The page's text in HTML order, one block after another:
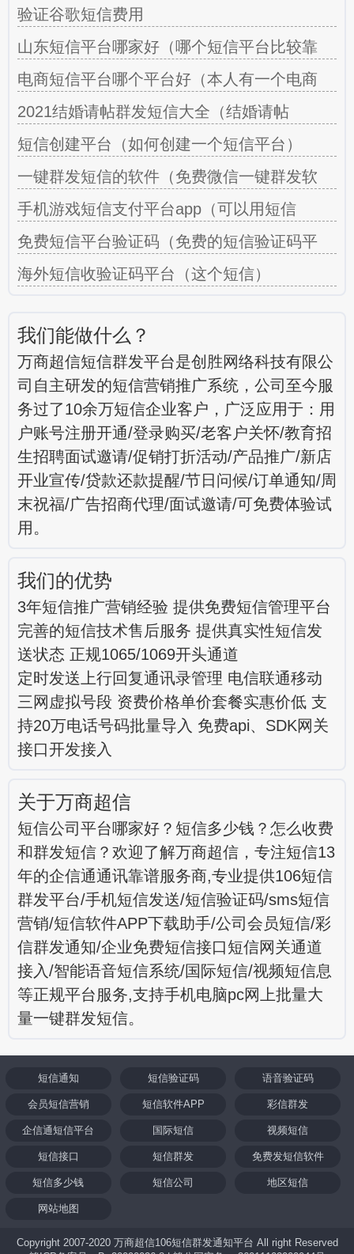
验证谷歌短信费用
山东短信平台哪家好（哪个短信平台比较靠
电商短信平台哪个平台好（本人有一个电商
2021结婚请帖群发短信大全（结婚请帖
短信创建平台（如何创建一个短信平台）
一键群发短信的软件（免费微信一键群发软
手机游戏短信支付平台app（可以用短信
免费短信平台验证码（免费的短信验证码平
海外短信收验证码平台（这个短信）
我们能做什么？
万商超信短信群发平台是创胜网络科技有限公
司自主研发的短信营销推广系统，公司至今服
务过了10余万短信企业客户，广泛应用于：用
户账号注册开通/登录购买/老客户关怀/教育招
生招聘面试邀请/促销打折活动/产品推广/新店
开业宣传/贷款还款提醒/节日问候/订单通知/周
末祝福/广告招商代理/面试邀请/可免费体验试
用。
我们的优势
3年短信推广营销经验 提供免费短信管理平台
完善的短信技术售后服务 提供真实性短信发
送状态 正规1065/1069开头通道
定时发送上行回复通讯录管理 电信联通移动
三网虚拟号段 资费价格单价套餐实惠价低 支
持20万电话号码批量导入 免费api、SDK网关
接口开发接入
关于万商超信
短信公司平台哪家好？短信多少钱？怎么收费
和群发短信？欢迎了解万商超信，专注短信13
年的企信通通讯靠谱服务商,专业提供106短信
群发平台/手机短信发送/短信验证码/sms短信
营销/短信软件APP下载助手/公司会员短信/彩
信群发通知/企业免费短信接口短信网关通道
接入/智能语音短信系统/国际短信/视频短信息
等正规平台服务,支持手机电脑pc网上批量大
量一键群发短信。
短信通知 短信验证码 语音验证码
会员短信营销 短信软件APP 彩信群发
企信通短信平台 国际短信 视频短信
短信接口 短信群发 免费发短信软件
短信多少钱 短信公司 地区短信
网站地图
Copyright 2007-2020 万商超信106短信群发通知平台 All right Reserved